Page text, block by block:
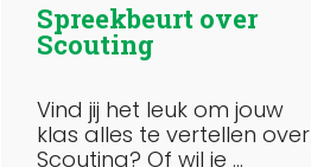
Spreekbeurt over
Scouting
Vind jij het leuk om jouw
klas alles te vertellen over
Scouting? Of wil je ...